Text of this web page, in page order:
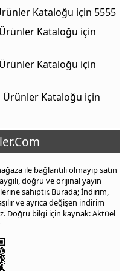
Kataloğu için 5555
Kataloğu için
Kataloğu için
Ürünler Kataloğu için
ile bağlantılı olmayıp satın
doğru ve orijinal yayın
sahiptir. Burada; İndirim,
ve ayrıca değişen indirim
Doğru bilgi için kaynak: Aktüel